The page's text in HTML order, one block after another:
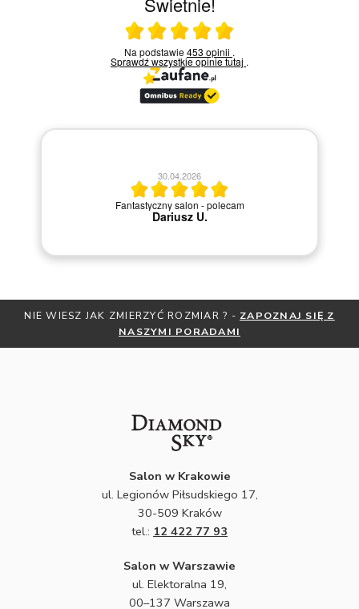
Ocena średnia 5 na 5
Na podstawie453 opinii .
Sprawdź wszystkie opinietutaj .
20.04.2026
Szybka i sprawna obsługa.
NIE WIESZ JAK ZMIERZYĆ ROZMIAR ? - ZAPOZNAJ SIĘ Z
NASZYMI PORADAMI
Salon w Krakowie
ul. Legionów Piłsudskiego 17,
30-509 Kraków
tel.: 12 422 77 93
Salon w Warszawie
ul. Elektoralna 19,
00–137 Warszawa